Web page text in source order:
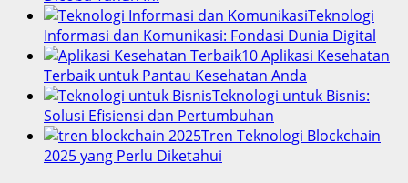
Teknologi
Informasi dan Komunikasi: Fondasi Dunia Digital
10 Aplikasi Kesehatan
Terbaik untuk Pantau Kesehatan Anda
Teknologi untuk Bisnis:
Solusi Efisiensi dan Pertumbuhan
Tren Teknologi Blockchain
2025 yang Perlu Diketahui